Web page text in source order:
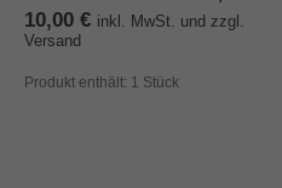
10,00 € inkl. MwSt. und zzgl.
Versand
Produkt enthält: 1 Stück